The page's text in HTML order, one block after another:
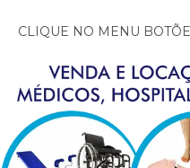
CLIQUE NO MENU